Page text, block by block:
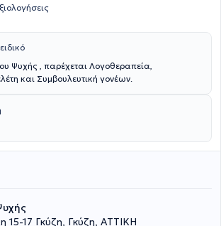
Ψυχής , παρέχεται Λογοθεραπεία,
και Συμβουλευτική γονέων.
15-17 Γκύζη, Γκύζη, ΑΤΤΙΚΗ